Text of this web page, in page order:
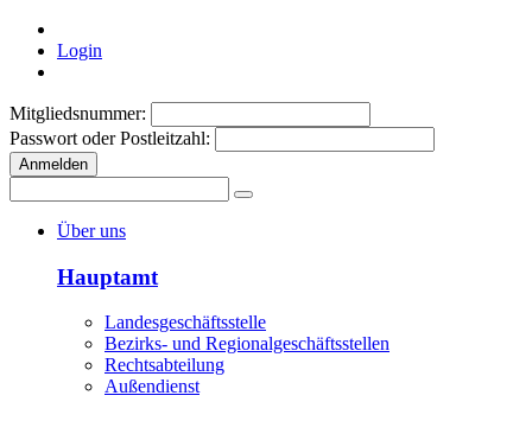
Login
Mitgliedsnummer:
Passwort oder Postleitzahl:
Anmelden
Über uns
Hauptamt
Landesgeschäftsstelle
Bezirks- und Regionalgeschäftsstellen
Rechtsabteilung
Außendienst